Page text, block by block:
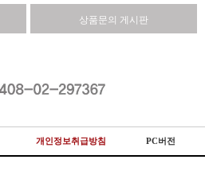
상품문의 게시판
개인정보취급방침 PC버전